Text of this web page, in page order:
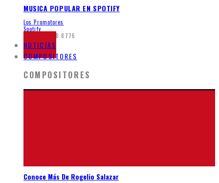
MUSICA POPULAR EN SPOTIFY
Los Promotores
Spotify
junio 5, 2020 8776
NOTICIAS
COMPOSITORES
COMPOSITORES
Conoce Más De Rogelio Salazar